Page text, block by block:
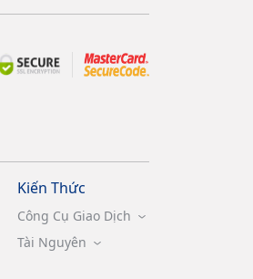
Kiến Thức
Công Cụ Giao Dịch
Tài Nguyên